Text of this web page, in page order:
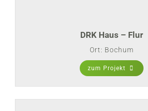
DRK Haus – Flur
Ort: Bochum
zum Projekt